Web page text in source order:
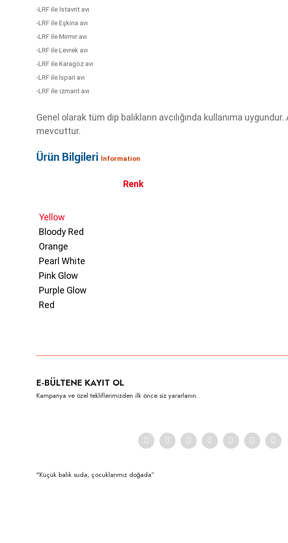
-LRF ile İstavrit avı
-LRF ile Eşkina avı
-LRF ile Mırmır avı
-LRF ile Levrek avı
-LRF ile Karagöz avı
-LRF ile İspari avı
-LRF ile izmarit avı
Genel olarak tüm dip balıkların avcılığında kullanıma
mevcuttur.
Ürün Bilgileri İnformation
Renk
Yellow
Bloody Red
Orange
Pearl White
Pink Glow
Purple Glow
Red
Ürün açıklamasında eksik bilgiler bulunuyor.
Ürün bilgilerinde hatalar bulunuyor.
E-BÜLTENE KAYIT OL
Kampanya ve özel tekliflerimizden ilk önce siz yararlanın.
"Küçük balık suda, çocuklarımız doğada”